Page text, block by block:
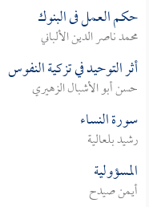
حكم العمل فى البنوك
محمد ناصر الدين الألباني
أثر التوحيد في تزكية النفوس
حسن أبو الأشبال الزهيري
سورة النساء
رشيد بلعالية
المسؤولية
أيمن صيدح